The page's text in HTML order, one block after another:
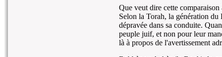
Que veut dire cette
Selon la Torah, la génération
dépravée dans sa conduite.
peuple juif, et non pour leur
là à propos de l'avertissement